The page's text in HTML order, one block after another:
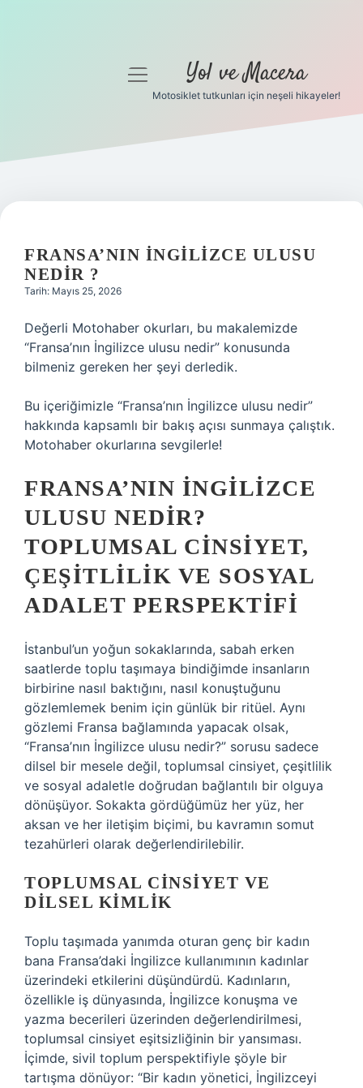
Gizlilik Politikası
Yasal Uyarı
menüyü
Yol ve Macera
Motosiklet tutkunları için neşeli hikayeler!
FRANSA’NIN İNGILIZCE ULUSU
NEDIR ?
Tarih: Mayıs 25, 2026
Değerli Motohaber okurları, bu makalemizde
“Fransa’nın İngilizce ulusu nedir” konusunda
bilmeniz gereken her şeyi derledik.
Bu içeriğimizle “Fransa’nın İngilizce ulusu nedir”
hakkında kapsamlı bir bakış açısı sunmaya çalıştık.
Motohaber okurlarına sevgilerle!
FRANSA’NIN İNGILIZCE
ULUSU NEDIR?
TOPLUMSAL CINSIYET,
ÇEŞITLILIK VE SOSYAL
ADALET PERSPEKTIFI
İstanbul’un yoğun sokaklarında, sabah erken
saatlerde toplu taşımaya bindiğimde insanların
birbirine nasıl baktığını, nasıl konuştuğunu
gözlemlemek benim için günlük bir ritüel. Aynı
gözlemi Fransa bağlamında yapacak olsak,
“Fransa’nın İngilizce ulusu nedir?” sorusu sadece
dilsel bir mesele değil, toplumsal cinsiyet, çeşitlilik
ve sosyal adaletle doğrudan bağlantılı bir olguya
dönüşüyor. Sokakta gördüğümüz her yüz, her
aksan ve her iletişim biçimi, bu kavramın somut
tezahürleri olarak değerlendirilebilir.
TOPLUMSAL CINSIYET VE
DILSEL KIMLIK
Toplu taşımada yanımda oturan genç bir kadın
bana Fransa’daki İngilizce kullanımının kadınlar
üzerindeki etkilerini düşündürdü. Kadınların,
özellikle iş dünyasında, İngilizce konuşma ve
yazma becerileri üzerinden değerlendirilmesi,
toplumsal cinsiyet eşitsizliğinin bir yansıması.
İçimde, sivil toplum perspektifiyle şöyle bir
tartışma dönüyor: “Bir kadın yönetici, İngilizceyi